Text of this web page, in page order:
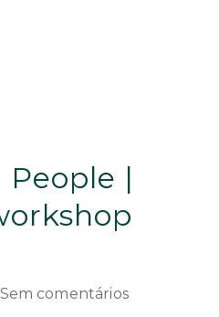
People |
Sem comentários